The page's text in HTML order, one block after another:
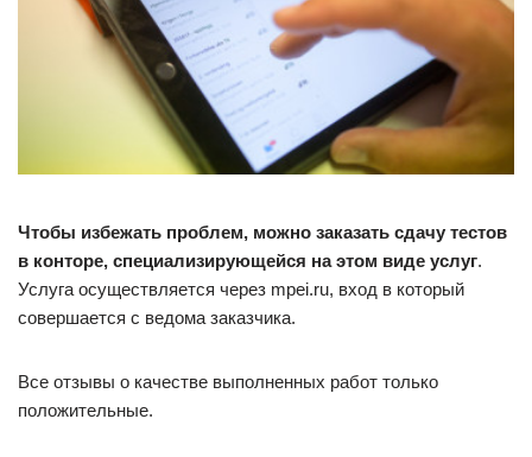
Чтобы избежать проблем, можно заказать сдачу тестов
в конторе, специализирующейся на этом виде услуг.
Услуга осуществляется через mpei.ru, вход в который
совершается с ведома заказчика.
Все отзывы о качестве выполненных работ только
положительные.